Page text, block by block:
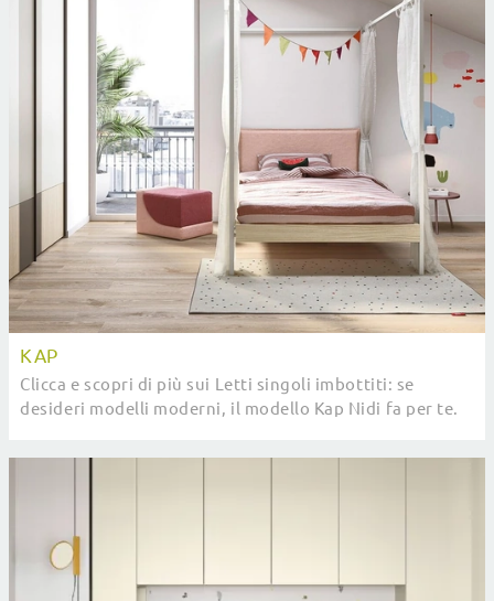
KAP
Clicca e scopri di più sui Letti singoli imbottiti: se
desideri modelli moderni, il modello Kap Nidi fa per te.